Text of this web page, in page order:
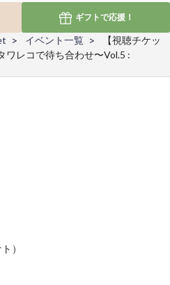
ギフトで応援！
イベント一覧
【視聴チケッ
ワレコで待ち合わせ〜Vol.5 :
）